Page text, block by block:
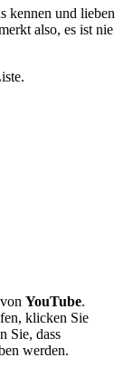
kennen und lieben
also, es ist nie
YouTube.
klicken Sie
Sie, dass
werden.